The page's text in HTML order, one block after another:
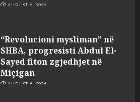
AUGUST 6, 2026
Zbulohet në detin Jon 83 vite
pas fundosjes anija e rrallë
gjermane e Luftës së Dytë
Botërore
AUGUST 6, 2026